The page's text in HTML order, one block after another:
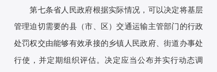
第七条省人民政府根据实际情况，可以决定将基层
管理迫切需要的县（市、区）交通运输主管部门的行政
处罚权交由能够有效承接的乡镇人民政府、街道办事处
行使，并定期组织评估。决定应当公布并实行动态调